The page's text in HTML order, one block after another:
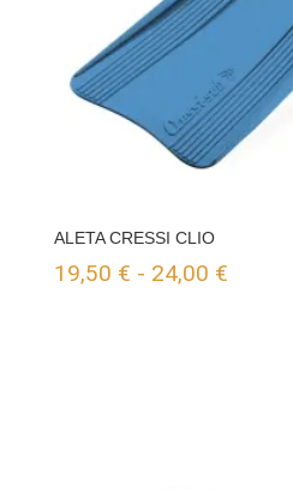
ALETA CRESSI CLIO
19,50 € - 24,00 €Rango